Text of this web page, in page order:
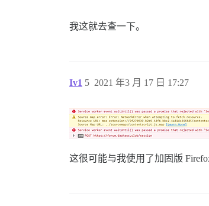
我这就去查一下。
Iv1 2021 年3 月 17 日 17:27
5
这很可能与我使用了加固版